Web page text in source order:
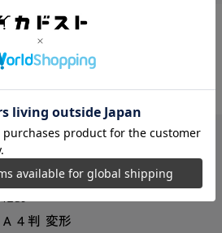
シェアする：
4910218810314
週刊ファミ通
Ａ４判 変形